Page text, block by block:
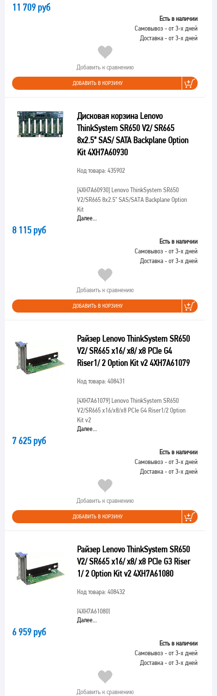
11 709 руб
Есть в наличии
Самовывоз - от 3-х дней
Доставка - от 3-х дней
Добавить к сравнению
ДОБАВИТЬ В КОРЗИНУ
Дисковая корзина Lenovo
ThinkSystem SR650 V2/ SR665
8x2.5" SAS/ SATA Backplane Option
Kit 4XH7A60930
Код товара: 435902
[4XH7A60930]Lenovo ThinkSystem SR650
V2/SR665 8x2.5" SAS/SATA Backplane Option
Kit
Далее...
8 115 руб
Есть в наличии
Самовывоз - от 3-х дней
Доставка - от 3-х дней
Добавить к сравнению
ДОБАВИТЬ В КОРЗИНУ
Райзер Lenovo ThinkSystem SR650
V2/ SR665 x16/ x8/ x8 PCIe G4
Riser1/ 2 Option Kit v2 4XH7A61079
Код товара: 408431
[4XH7A61079]Lenovo ThinkSystem SR650
V2/SR665 x16/x8/x8 PCIe G4 Riser1/2 Option
Kit v2
Далее...
7 625 руб
Есть в наличии
Самовывоз - от 3-х дней
Доставка - от 3-х дней
Добавить к сравнению
ДОБАВИТЬ В КОРЗИНУ
Райзер Lenovo ThinkSystem SR650
V2/ SR665 x16/ x8/ x8 PCIe G3 Riser
1/ 2 Option Kit v2 4XH7A61080
Код товара: 408432
[4XH7A61080]
Далее...
6 959 руб
Есть в наличии
Самовывоз - от 3-х дней
Доставка - от 3-х дней
Добавить к сравнению